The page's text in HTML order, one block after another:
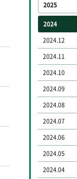
2025
2024
2024.12
2024.11
2024.10
2024.09
2024.08
2024.07
2024.06
2024.05
2024.04